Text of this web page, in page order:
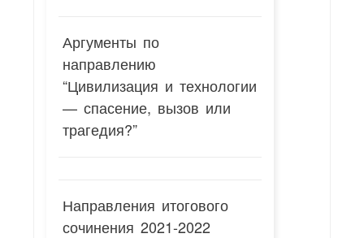
Аргументы по
направлению
“Цивилизация и технологии
— спасение, вызов или
трагедия?”
Направления итогового
сочинения 2021-2022